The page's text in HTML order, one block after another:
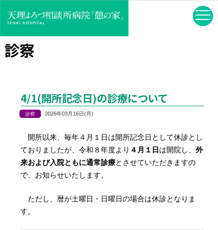
診察
4/1(開所記念日)の診療について
2026年03月16日(月)
開所以来、毎年４月１日は開所記念日として休診とし
ておりましたが、令和８年度より ４月１日 は開院し、 外
来および入院ともに通常診療とさせていただきますの
で、お知らせいたします。
ただし、暦が土曜日・日曜日の場合は休診となりま
す。